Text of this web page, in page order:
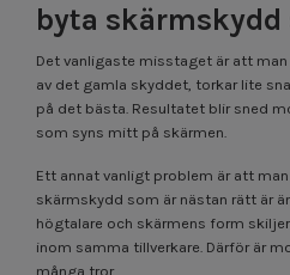
byta skärmskydd
Det vanligaste misstaget är att
av det gamla skyddet, torkar lite
på det bästa. Resultatet blir sned
som syns mitt på skärmen.
Ett annat vanligt problem är att
skärmskydd som är nästan rätt är
högtalare och skärmens form
inom samma tillverkare. Därför är
många tror.